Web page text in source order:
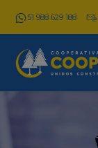
51 988 629 188